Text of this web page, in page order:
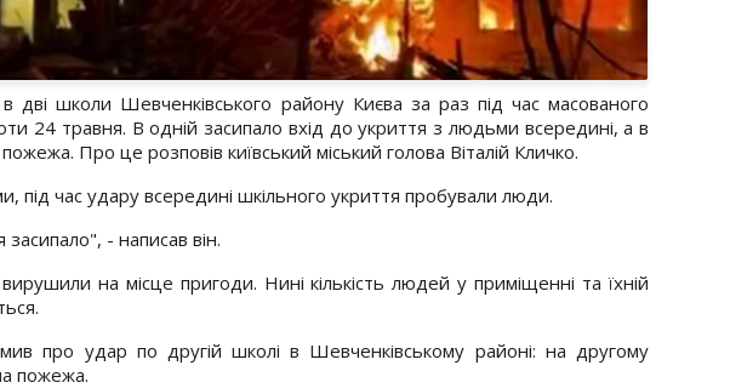
в дві школи Шевченківського району Києва за раз під час масованого
24 травня. В одній засипало вхід до укриття з людьми всередині, а в
пожежа. Про це розповів київський міський голова Віталій Кличко.
під час удару всередині шкільного укриття пробували люди.
засипало", - написав він.
на місце пригоди. Нині кількість людей у приміщенні та їхній
про удар по другій школі в Шевченківському районі: на другому
пожежа.